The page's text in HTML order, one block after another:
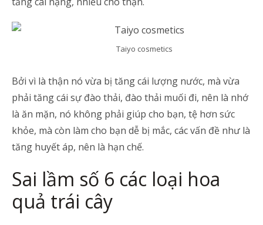
Taiyo cosmetics
Bởi vì là thận nó vừa bị tăng cái lượng nước, mà vừa
phải tăng cái sự đào thải, đào thải muối đi, nên là nhớ
là ăn mặn, nó không phải giúp cho bạn, tệ hơn sức
khỏe, mà còn làm cho bạn dễ bị mắc, các vấn đề như là
tăng huyết áp, nên là hạn chế.
Sai lầm số 6 các loại hoa
quả trái cây